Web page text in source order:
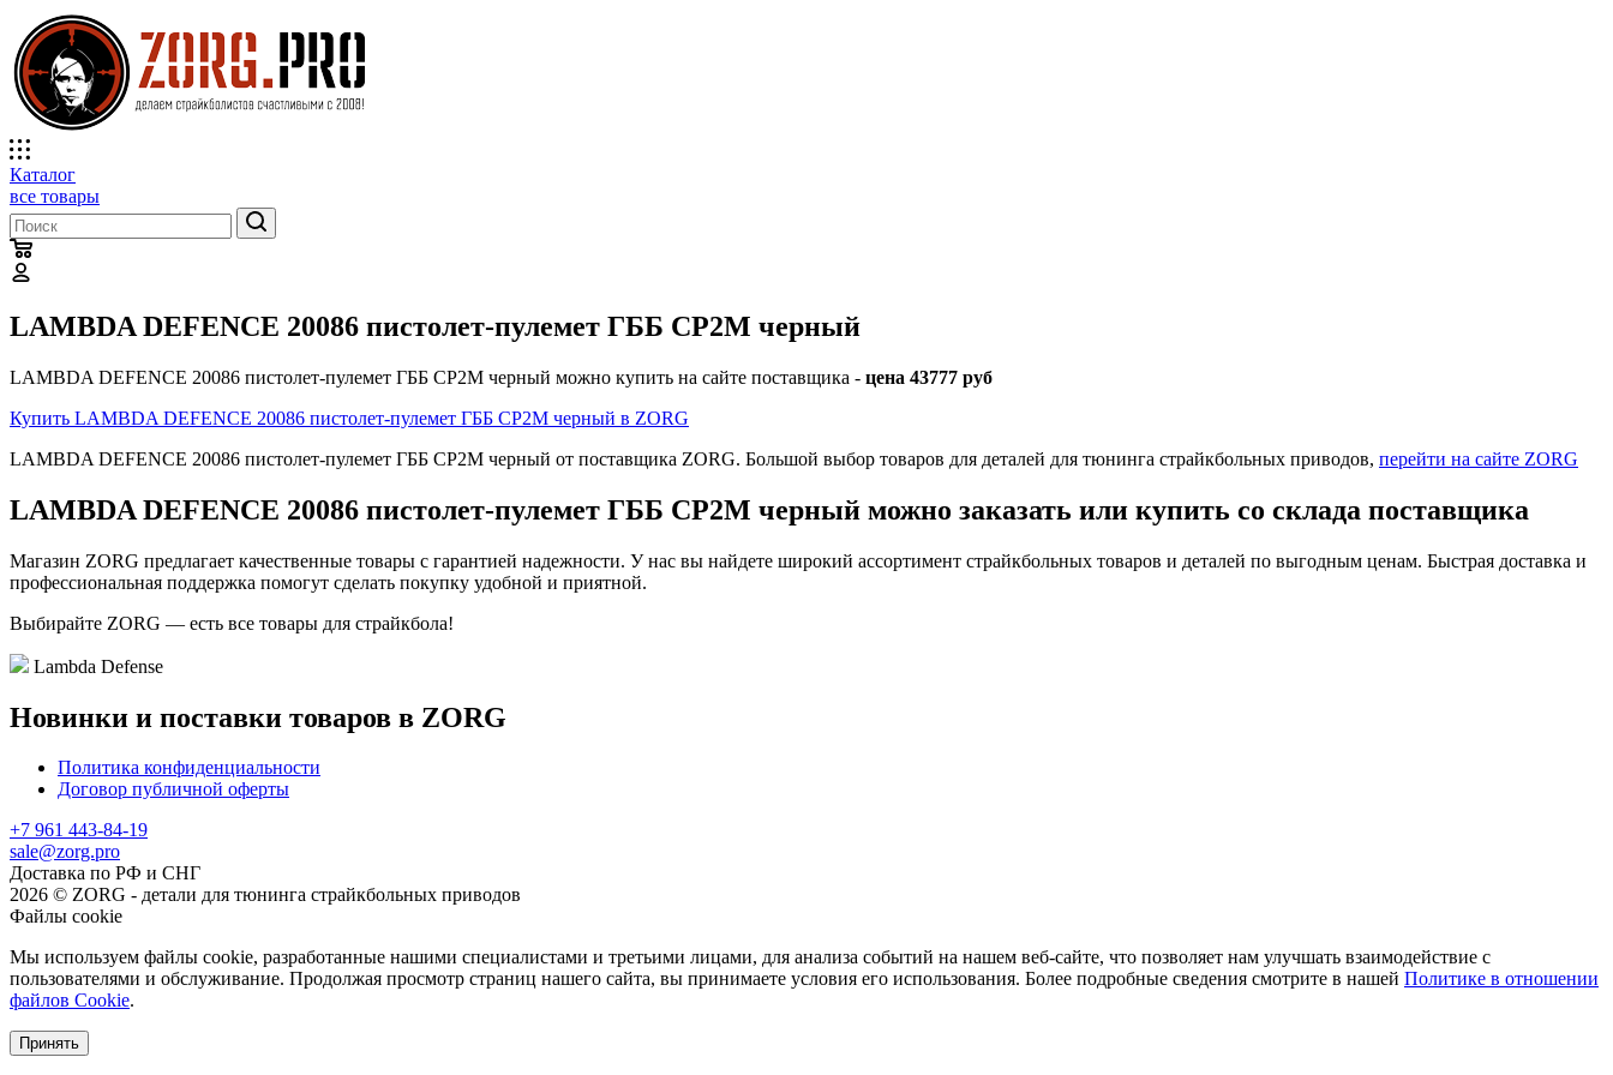
Каталог
все товары
LAMBDA DEFENCE 20086 пистолет-пулемет ГББ СР2М черный
LAMBDA DEFENCE 20086 пистолет-пулемет ГББ СР2М черный можно купить на сайте поставщика - цена 43777 руб
Купить LAMBDA DEFENCE 20086 пистолет-пулемет ГББ СР2М черный в ZORG
LAMBDA DEFENCE 20086 пистолет-пулемет ГББ СР2М черный от поставщика ZORG. Большой выбор товаров для деталей для тюнинга страйкбольных приводов, перейти на сайте ZORG
LAMBDA DEFENCE 20086 пистолет-пулемет ГББ СР2М черный можно заказать или купить со склада поставщика
Магазин ZORG предлагает качественные товары с гарантией надежности. У нас вы найдете широкий ассортимент страйкбольных товаров и деталей по выгодным ценам. Быстрая доставка и
профессиональная поддержка помогут сделать покупку удобной и приятной.
Выбирайте ZORG — есть все товары для страйкбола!
Lambda Defense
Новинки и поставки товаров в ZORG
Политика конфиденциальности
Договор публичной оферты
+7 961 443-84-19
sale@zorg.pro
Доставка по РФ и СНГ
2026 © ZORG - детали для тюнинга страйкбольных приводов
Файлы cookie
Мы используем файлы cookie, разработанные нашими специалистами и третьими лицами, для анализа событий на нашем веб-сайте, что позволяет нам улучшать взаимодействие с
пользователями и обслуживание. Продолжая просмотр страниц нашего сайта, вы принимаете условия его использования. Более подробные сведения смотрите в нашей Политике в отношении
файлов Cookie.
Принять